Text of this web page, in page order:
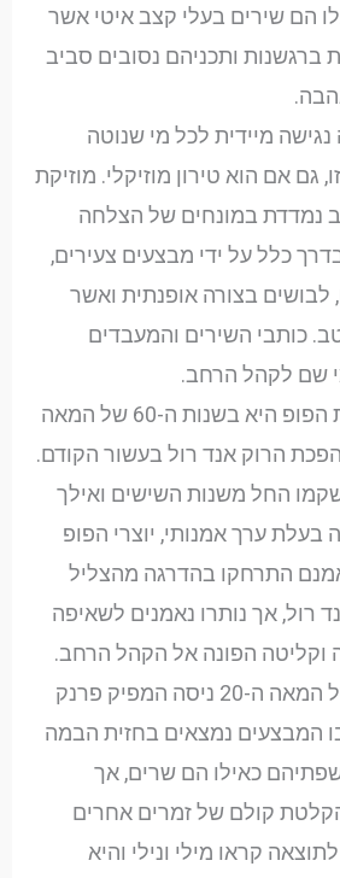
הם שירים בעלי קצב איטי אשר
ברגשנות ותכניהם נסובים סביב
מיידית לכל מי שנוטה
אם הוא טירון מוזיקלי. מוזיקת
נמדדת במונחים של הצלחה
כלל על ידי מבצעים צעירים,
לבושים בצורה אופנתית ואשר
כותבי השירים והמעבדים
שם לקהל הרחב.
ראשיתה של מוזיקת הפופ היא בשנות ה-60 של המאה
מהפכת הרוק אנד רול בעשור הקודם.
החל משנות השישים ואילך
בעלת ערך אמנותי, יוצרי הפופ
התרחקו בהדרגה מהצליל
רול, אך נותרו נאמנים לשאיפה
וקליטה הפונה אל הקהל הרחב.
בסוף שנות ה-80 של המאה ה-20 ניסה המפיק פרנק
המבצעים נמצאים בחזית הבמה
כאילו הם שרים, אך
קולם של זמרים אחרים
קראו מילי ונילי והיא